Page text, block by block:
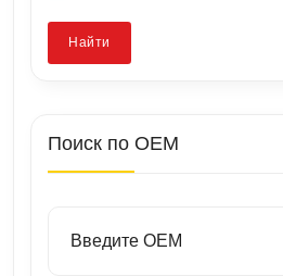
Найти
Поиск по OEM